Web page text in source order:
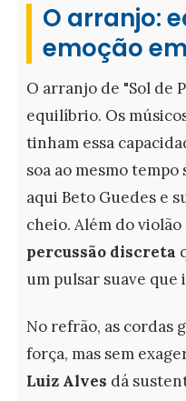
O arranjo:
emoção
O arranjo de "Sol de
equilíbrio. Os
tinham essa
soa ao mesmo
aqui Beto Guedes e
cheio. Além do violão
percussão discreta
um pulsar suave
No refrão, as cordas
força, mas sem
Luiz Alves dá